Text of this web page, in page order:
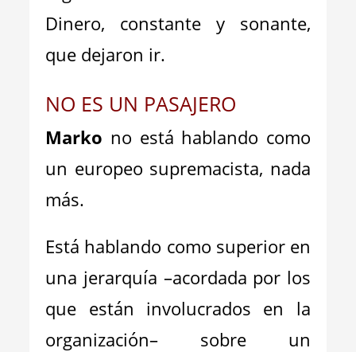
Dinero, constante y sonante,
que dejaron ir.
NO ES UN PASAJERO
Marko no está hablando como
un europeo supremacista, nada
más.
Está hablando como superior en
una jerarquía –acordada por los
que están involucrados en la
organización– sobre un